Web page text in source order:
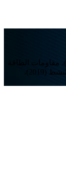
تأسست (2006)، الواجهة الأمامية النشطة (2007)، مقاومات الطاقة
(2008)، ISO 9001:2015 (2017)، مرشح الطاقة النشط (2019)،